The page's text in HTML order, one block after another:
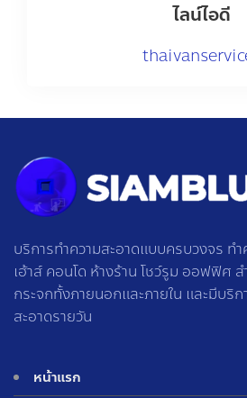
ไลน์ไอดี
บริการทำความสะอาดแบบครบวงจร ท
เฮ้าส์ คอนโด ห้างร้าน โชว์รูม ออฟฟิศ
กระจกทั้งภายนอกและภายใน และมีบริ
สะอาดรายวัน
หน้าแรก